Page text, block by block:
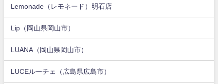
Lemonade（レモネード）明石店
Lip（岡山県岡山市）
LUANA（岡山県岡山市）
LUCEルーチェ（広島県広島市）